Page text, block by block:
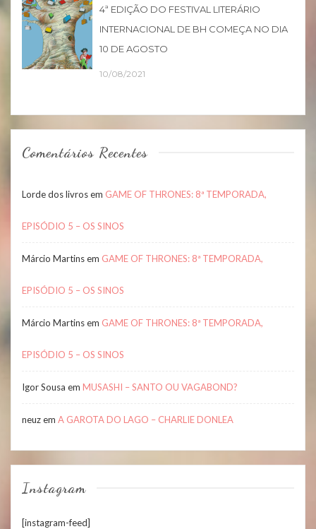
4ª EDIÇÃO DO FESTIVAL LITERÁRIO
INTERNACIONAL DE BH COMEÇA NO DIA
10 DE AGOSTO
10/08/2021
Comentários Recentes
Lorde dos livrosem GAME OF THRONES: 8ª TEMPORADA,
EPISÓDIO 5 – OS SINOS
Márcio Martinsem GAME OF THRONES: 8ª TEMPORADA,
EPISÓDIO 5 – OS SINOS
Márcio Martinsem GAME OF THRONES: 8ª TEMPORADA,
EPISÓDIO 5 – OS SINOS
Igor Sousa em MUSASHI – SANTO OU VAGABOND?
neuzem A GAROTA DO LAGO – CHARLIE DONLEA
Instagram
[instagram-feed]